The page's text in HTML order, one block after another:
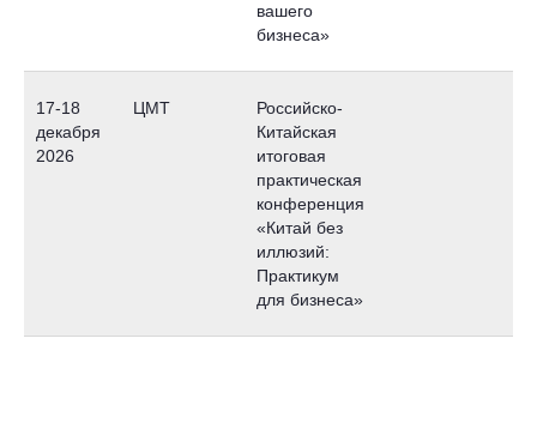
вашего
бизнеса»
17-18
декабря
2026
ЦМТ
Российско-
Китайская
итоговая
практическая
конференция
«Китай без
иллюзий:
Практикум
для бизнеса»